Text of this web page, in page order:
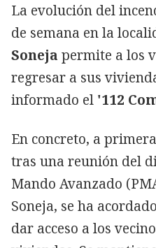
La evolución del
de semana en la
Soneja permite a los
regresar a sus
informado el '112
En concreto, a
tras una reunión del
Mando Avanzado
Soneja, se ha
dar acceso a los